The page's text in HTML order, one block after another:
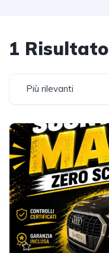
1 Risultato
Più rilevanti